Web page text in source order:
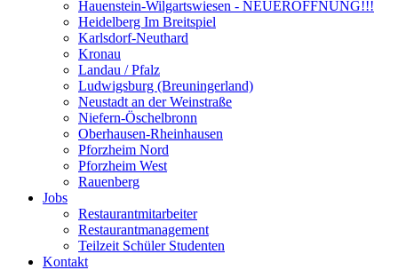
Hauenstein-Wilgartswiesen - NEUERÖFFNUNG!!!
Heidelberg Im Breitspiel
Karlsdorf-Neuthard
Kronau
Landau / Pfalz
Ludwigsburg (Breuningerland)
Neustadt an der Weinstraße
Niefern-Öschelbronn
Oberhausen-Rheinhausen
Pforzheim Nord
Pforzheim West
Rauenberg
Jobs
Restaurantmitarbeiter
Restaurantmanagement
Teilzeit Schüler Studenten
Kontakt